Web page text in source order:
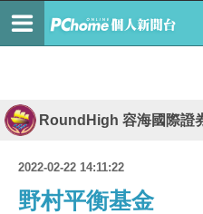
RoundHigh 容海國際證券
2022-02-22 14:11:22
野村平衡基金